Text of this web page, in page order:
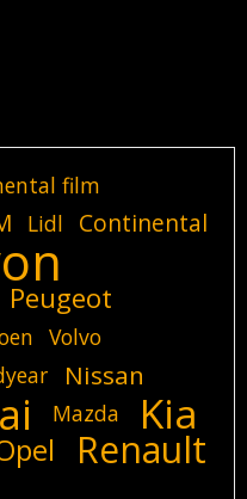
film
Lidl
Continental
Peugeot
Volvo
Nissan
Mazda Kia
Renault